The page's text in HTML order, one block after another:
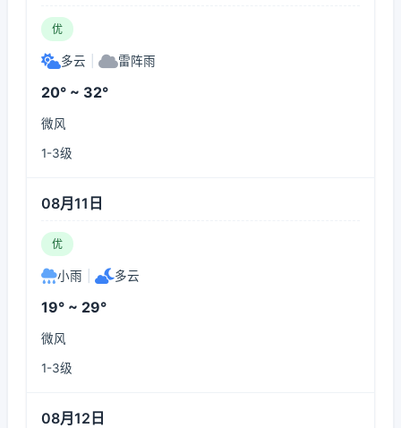
优
多云 雷阵雨
20° ~ 32°
微风
1-3级
08月11日
优
小雨 多云
19° ~ 29°
微风
1-3级
08月12日